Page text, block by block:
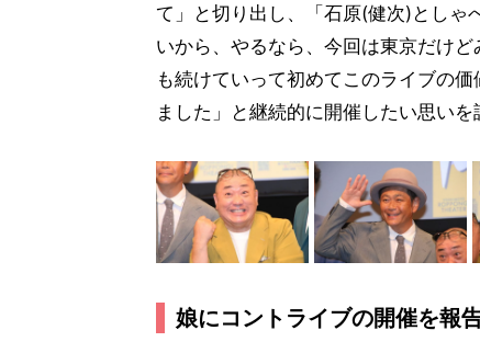
て」と切り出し、「石原(健次)としゃ
いから、やるなら、今回は東京だけ
も続けていって初めてこのライブの
ました」と継続的に開催したい思いを
娘にコントライブの開催を報